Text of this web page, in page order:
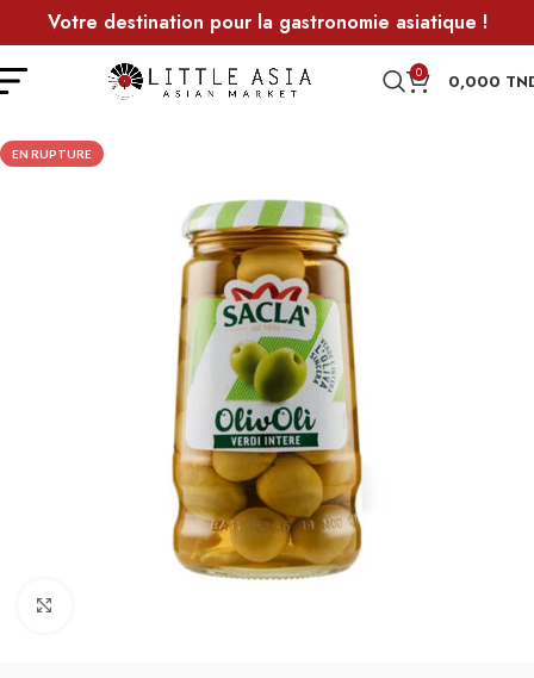
Votre destination pour la gastronomie asiatique !
0 0,000
EN RUPTURE